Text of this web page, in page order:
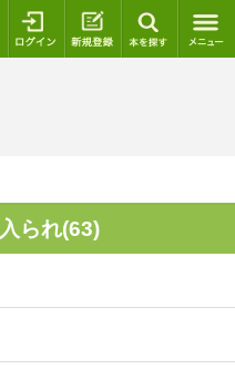
ログイン 新規登録
られ(63)